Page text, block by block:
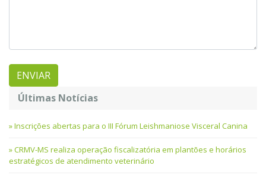
Últimas Notícias
Inscrições abertas para o III Fórum Leishmaniose Visceral Canina
CRMV-MS realiza operação fiscalizatória em plantões e horários
estratégicos de atendimento veterinário